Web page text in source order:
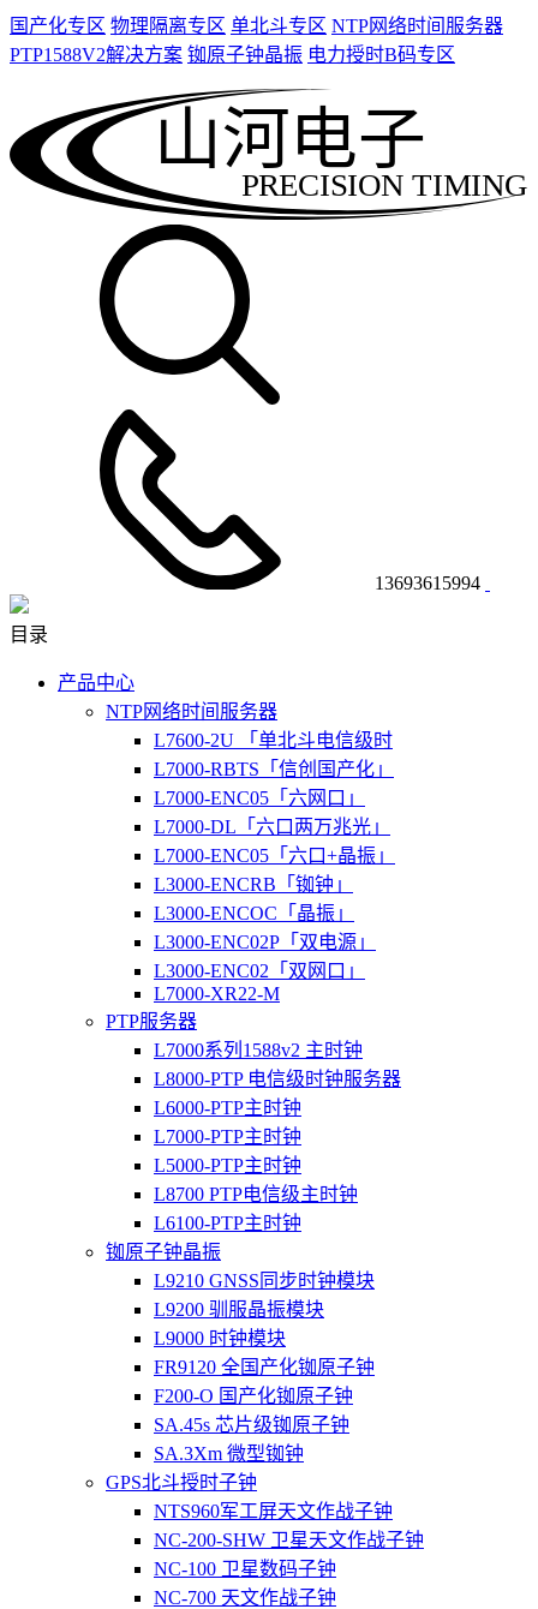
国产化专区 物理隔离专区 单北斗专区 NTP网络时间服务器
PTP1588V2解决方案 铷原子钟晶振 电力授时B码专区
PRECISION TIMING
山河电子
13693615994
目录
产品中心
NTP网络时间服务器
L7600-2U 「单北斗电信级时
L7000-RBTS「信创国产化」
L7000-ENC05「六网口」
L7000-DL「六口两万兆光」
L7000-ENC05「六口+晶振」
L3000-ENCRB「铷钟」
L3000-ENCOC「晶振」
L3000-ENC02P「双电源」
L3000-ENC02「双网口」
L7000-XR22-M
PTP服务器
L7000系列1588v2 主时钟
L8000-PTP 电信级时钟服务器
L6000-PTP主时钟
L7000-PTP主时钟
L5000-PTP主时钟
L8700 PTP电信级主时钟
L6100-PTP主时钟
铷原子钟晶振
L9210 GNSS同步时钟模块
L9200 驯服晶振模块
L9000 时钟模块
FR9120 全国产化铷原子钟
F200-O 国产化铷原子钟
SA.45s 芯片级铷原子钟
SA.3Xm 微型铷钟
GPS北斗授时子钟
NTS960军工屏天文作战子钟
NC-200-SHW 卫星天文作战子钟
NC-100 卫星数码子钟
NC-700 天文作战子钟